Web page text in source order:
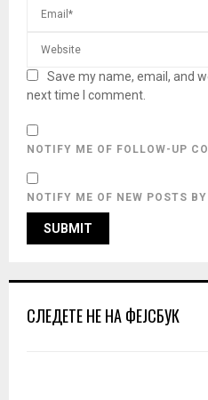
Save my name, email, and
next time I comment.
NOTIFY ME OF FOLLOW-UP
NOTIFY ME OF NEW POSTS
СЛЕДЕТЕ НЕ НА ФЕЈСБУК